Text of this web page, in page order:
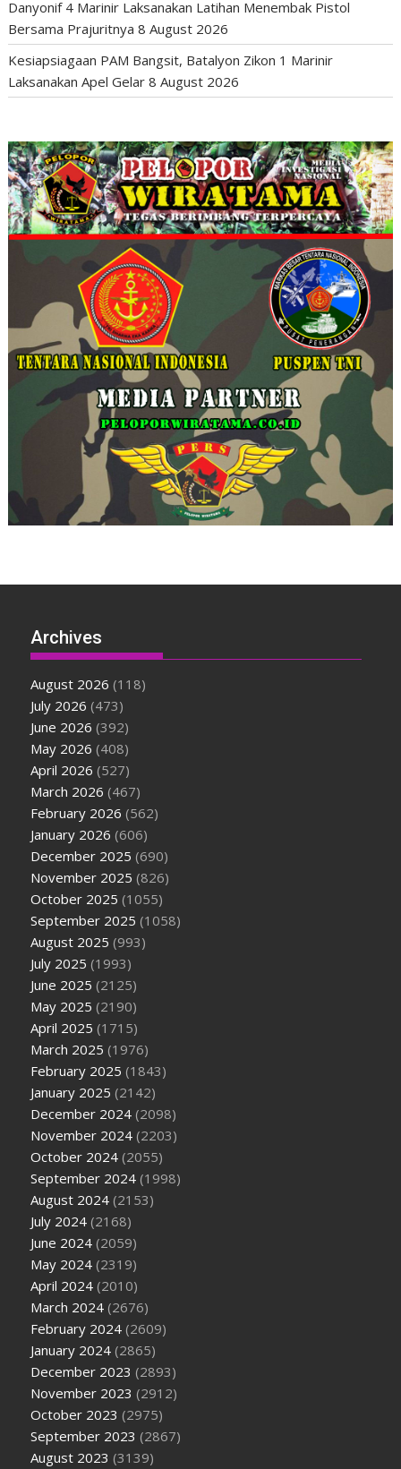
Danyonif 4 Marinir Laksanakan Latihan Menembak Pistol
Bersama Prajuritnya 8 August 2026
Kesiapsiagaan PAM Bangsit, Batalyon Zikon 1 Marinir
Laksanakan Apel Gelar 8 August 2026
Archives
August 2026 (118)
July 2026 (473)
June 2026 (392)
May 2026 (408)
April 2026 (527)
March 2026 (467)
February 2026 (562)
January 2026 (606)
December 2025 (690)
November 2025 (826)
October 2025 (1055)
September 2025 (1058)
August 2025 (993)
July 2025 (1993)
June 2025 (2125)
May 2025 (2190)
April 2025 (1715)
March 2025 (1976)
February 2025 (1843)
January 2025 (2142)
December 2024 (2098)
November 2024 (2203)
October 2024 (2055)
September 2024 (1998)
August 2024 (2153)
July 2024 (2168)
June 2024 (2059)
May 2024 (2319)
April 2024 (2010)
March 2024 (2676)
February 2024 (2609)
January 2024 (2865)
December 2023 (2893)
November 2023 (2912)
October 2023 (2975)
September 2023 (2867)
August 2023 (3139)